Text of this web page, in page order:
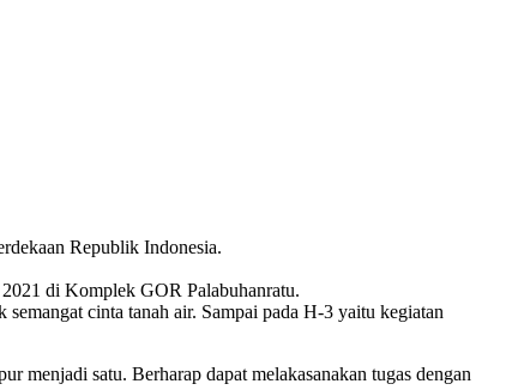
Republik Indonesia.
di Komplek GOR Palabuhanratu.
cinta tanah air. Sampai pada H-3 yaitu kegiatan
menjadi satu. Berharap dapat melakasanakan tugas dengan